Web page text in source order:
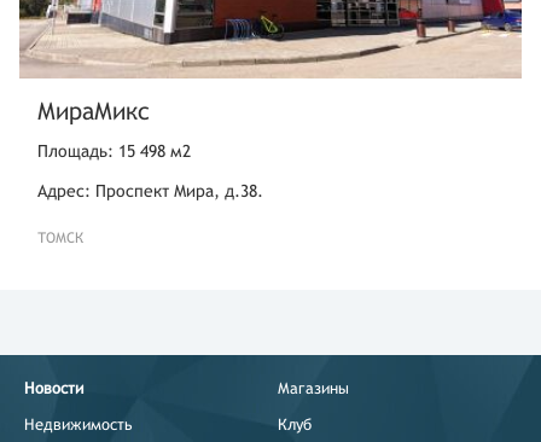
МираМикс
Площадь: 15 498 м2
Адрес: Проспект Мира, д.38.
ТОМСК
Новости
Недвижимость
Магазины
Клуб